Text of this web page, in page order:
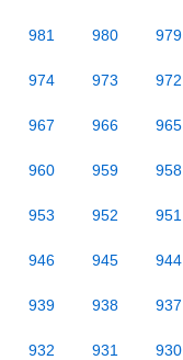
981 980 979
974 973 972
967 966 965
960 959 958
953 952 951
946 945 944
939 938 937
932 931 930